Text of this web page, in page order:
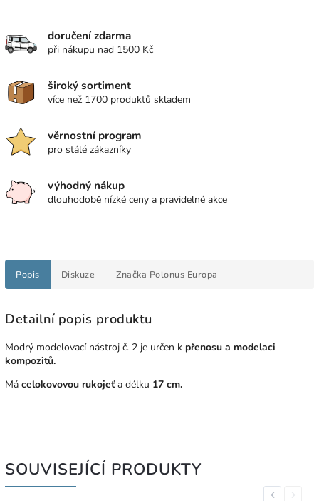
doručení zdarma
při nákupu nad 1500 Kč
široký sortiment
více než 1700 produktů skladem
věrnostní program
pro stálé zákazníky
výhodný nákup
dlouhodobě nízké ceny a pravidelné akce
Popis Diskuze Značka Polonus Europa
Detailní popis produktu
Modrý modelovací nástroj č. 2 je určen k přenosu a modelaci
kompozitů.
Má celokovovou rukojeťa délku 17 cm.
SOUVISEJÍCÍ PRODUKTY
PreviousNext